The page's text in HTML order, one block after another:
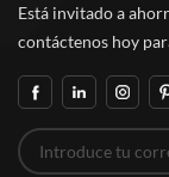
Está invitado a
contáctenos hoy